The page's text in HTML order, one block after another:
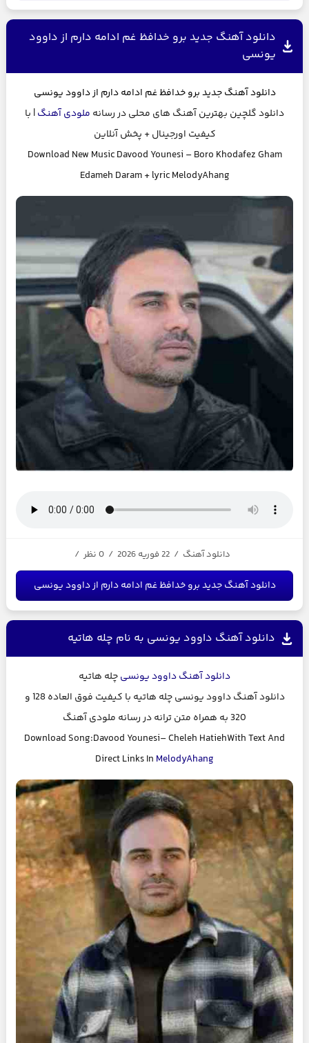
دانلود آهنگ جدید برو خدافظ غم ادامه دارم از داوود
یونسی
دانلود آهنگ جدیدبرو خدافظ غم ادامه دارم ازداوود یونسی
دانلود گلچین بهترین آهنگ های محلی در رسانه ملودی آهنگ| با
کیفیت اورجینال + پخش آنلاین
Download New MusicDavood Younesi –Boro Khodafez Gham
Edameh Daram+ lyric MelodyAhang
دانلود آهنگ / 22 فوریه 2026 / 0 نظر /
دانلود آهنگ جدید برو خدافظ غم ادامه دارم از داوود یونسی
دانلود آهنگ داوود یونسی به نام چله هاتیه
دانلود آهنگداوود یونسیچله هاتیه
دانلود آهنگ داوود یونسی چله هاتیه با کیفیت فوق العاده 128 و
320 به همراه متن ترانه در رسانه ملودی آهنگ
Download Song:Davood Younesi– Cheleh HatiehWith Text And
Direct Links In MelodyAhang